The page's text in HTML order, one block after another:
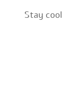
Stay cool